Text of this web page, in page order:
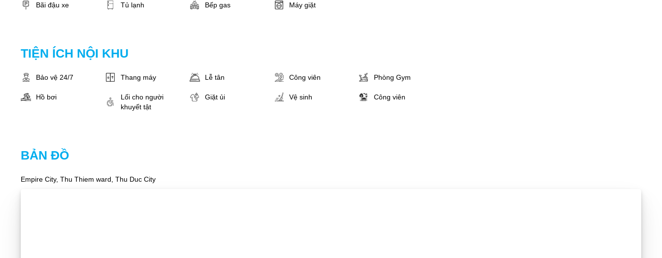
Bãi đậu xe Tủ lạnh Bếp gas Máy giặt
TIỆN ÍCH NỘI KHU
Bảo vệ 24/7 Thang máy Lễ tân Công viên Phòng Gym
Hồ bơi
Lối cho người
khuyết tật
Giặt ủi Vệ sinh Công viên
BẢN ĐỒ
Empire City, Thu Thiem ward, Thu Duc City